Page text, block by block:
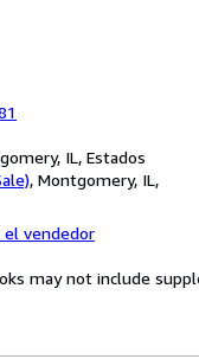
IL, Estados
, Montgomery, IL,
el vendedor
may not include